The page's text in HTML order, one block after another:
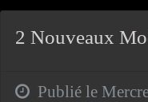
2 Nouveaux
Publié le